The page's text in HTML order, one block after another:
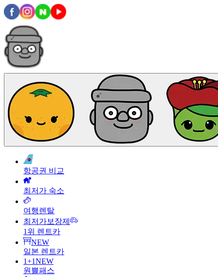
항공권 비교
최저가 숙소
여행렌탈
최저가보장제
1위 렌트카
NEW
일본 렌트카
1+1NEW
원쁠패스